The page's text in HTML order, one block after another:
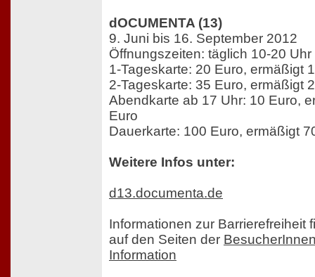
dOCUMENTA (13)
9. Juni bis 16. September 2012
Öffnungszeiten: täglich 10-20 Uhr
1-Tageskarte: 20 Euro, ermäßigt
2-Tageskarte: 35 Euro, ermäßigt
Abendkarte ab 17 Uhr: 10 Euro,
Euro
Dauerkarte: 100 Euro, ermäßigt
Weitere Infos unter:
d13.documenta.de
Informationen zur Barrierefreiheit
auf den Seiten der
Information